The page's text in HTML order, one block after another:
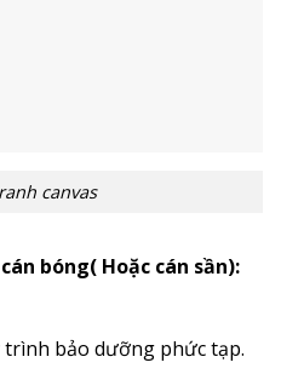
canvas
bóng( Hoặc cán sần):
trình bảo dưỡng phức tạp.